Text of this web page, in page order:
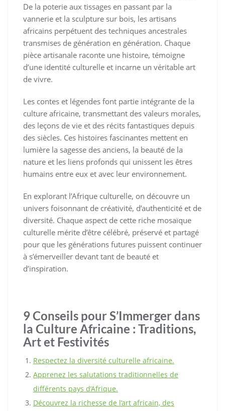
De la poterie aux tissages en passant par la
vannerie et la sculpture sur bois, les artisans
africains perpétuent des techniques ancestrales
transmises de génération en génération. Chaque
pièce artisanale raconte une histoire, témoigne
d’une identité culturelle et incarne un véritable art
de vivre.
Les contes et légendes font partie intégrante de la
culture africaine, transmettant des valeurs morales,
des leçons de vie et des récits fantastiques depuis
des siècles. Ces histoires fascinantes mettent en
lumière la sagesse des anciens, la beauté de la
nature et les liens profonds qui unissent les êtres
humains entre eux et avec leur environnement.
En explorant l’Afrique culturelle, on découvre un
univers foisonnant de créativité, d’authenticité et de
diversité. Chaque aspect de cette riche mosaïque
culturelle mérite d’être célébré, préservé et partagé
pour que les générations futures puissent continuer
à s’émerveiller devant tant de beauté et
d’inspiration.
9 Conseils pour S’Immerger dans
la Culture Africaine : Traditions,
Art et Festivités
Respectez la diversité culturelle africaine.
Apprenez les salutations traditionnelles de
différents pays d’Afrique.
Découvrez la richesse de l’art africain, des